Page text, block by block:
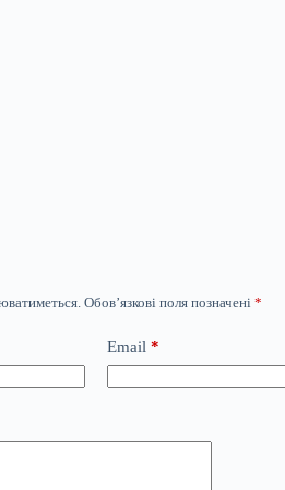
Обов’язкові поля позначені *
Email *